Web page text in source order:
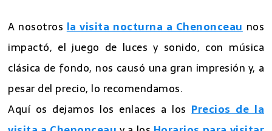
A nosotrosla visita nocturna a Chenonceaunos
impactó, el juego de luces y sonido, con música
clásica de fondo, nos causó una gran impresión y, a
pesar del precio, lo recomendamos.
Aquí os dejamos los enlaces a losPrecios de la